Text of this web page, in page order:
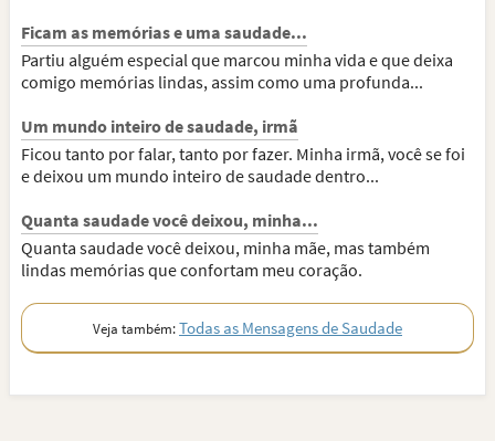
Ficam as memórias e uma saudade...
Partiu alguém especial que marcou minha vida e que deixa
comigo memórias lindas, assim como uma profunda...
Um mundo inteiro de saudade, irmã
Ficou tanto por falar, tanto por fazer. Minha irmã, você se foi
e deixou um mundo inteiro de saudade dentro...
Quanta saudade você deixou, minha...
Quanta saudade você deixou, minha mãe, mas também
lindas memórias que confortam meu coração.
Veja também:Todas as Mensagens de Saudade